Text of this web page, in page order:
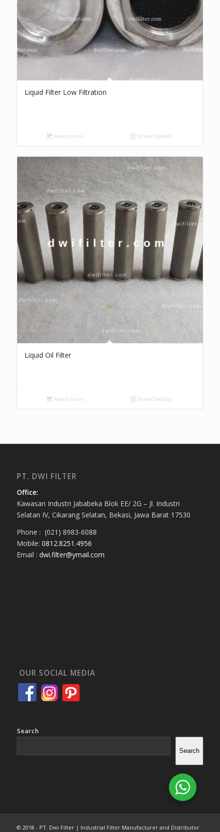
Liquid Filter Low Filtration
Read more Show Details
Liquid Oil Filter
Read more Show Details
PT. DWI FILTER
Office:
Kawasan Industri Jababeka Blok EE/ 2G – Jl. Industri
Selatan IV, Cikarang Selatan, Bekasi, Jawa Barat 17530
Phone : (021) 8983-6088
Mobile: 0812.8251.4956
Email : dwi.filter@ymail.com
OUR SOCIAL MEDIA
Search
Search
© 2018 - PT. Dwi Filter | Industrial Filter Manufacturer and Distributor